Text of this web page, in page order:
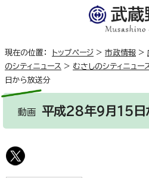
現在の位置： トップページ > 市政情報 >
のシティニュース > むさしのシティニュー
日から放送分
動画 平成28年9月15日